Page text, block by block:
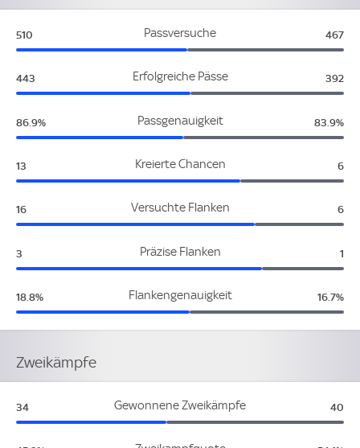
Passversuche
Niederlande:
510 467
Erfolgreiche Pässe
Niederlande:
443 392
Passgenauigkeit
Niederlande:
86.9% 83.9%
Kreierte Chancen
Niederlande:
13 6
Versuchte Flanken
Niederlande:
16 6
Präzise Flanken
Niederlande:
3 1
Flankengenauigkeit
Niederlande:
18.8% 16.7%
Zweikämpfe
Gewonnene Zweikämpfe
Niederlande:
34 40